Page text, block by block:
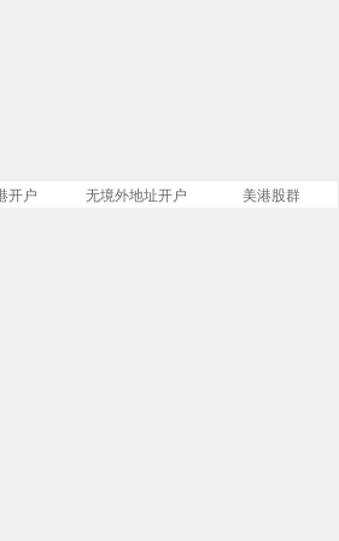
开户 无境外地址开户 美港股群